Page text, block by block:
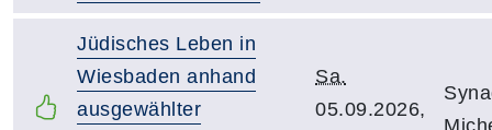
Jüdisches Leben in
Wiesbaden anhand
ausgewählter
Sa.
05.09.2026,